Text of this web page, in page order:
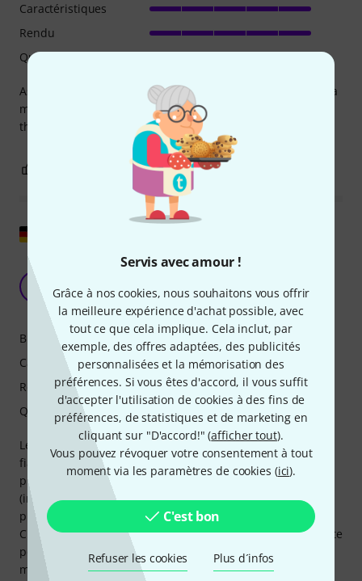
Servis avec amour !
Grâce à nos cookies, nous souhaitons vous offrir
la meilleure expérience d'achat possible, avec
tout ce que cela implique. Cela inclut, par
exemple, des offres adaptées, des publicités
personnalisées et la mémorisation des
préférences. Si vous êtes d'accord, il vous suffit
d'accepter l'utilisation de cookies à des fins de
préférences, de statistiques et de marketing en
cliquant sur "D'accord!" (afficher tout).
Vous pouvez révoquer votre consentement à tout
moment via les paramètres de cookies (ici).
C'est bon
Refuser les cookies Plus d´infos
As this is a recently launched product and I only bought it a
month ago I can't say the built quality and reliability, so far
the performance and light output is top notch.
Caractéristiques
Rendu
Qualité de fabrication
SIGNALER L'ÉVALUATION
BT
Simple gagnant en termes de rapport qualité-
prix
Busch Tech 09.10.2025
Le meilleur rapport qualité-prix : lumineux, silencieux et
fiable. Hybride polyvalent avec CMY, sans chichis. Faisceau
puissant et spot net pour un prix imbattable. Texte
(introduction, explication, conclusion) : Après plusieurs
projets (club, plein air, gala), une évidence : le TMH-S400
CMY est à la hauteur. La luminosité est largement suffisante
pour les scènes de taille moyenne, et le faisceau tient
même face aux murs de brume/LED. Le mélange CMY est
Bruit
Caractéristiques
Rendu
Qualité de fabrication